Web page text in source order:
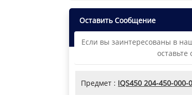
Оставить Сообщение
Если вы заинтересованы в
Предмет : IQS450 204-450-